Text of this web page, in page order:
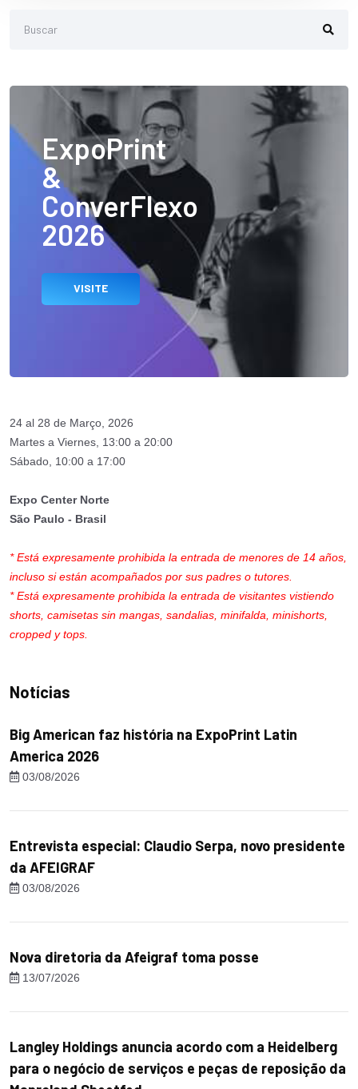
ExpoPrint
&
ConverFlexo
2026
VISITE
24 al 28 de Março, 2026
Martes a Viernes, 13:00 a 20:00
Sábado, 10:00 a 17:00
Expo Center Norte
São Paulo - Brasil
* Está expresamente prohibida la entrada de menores de 14 años,
incluso si están acompañados por sus padres o tutores.
* Está expresamente prohibida la entrada de visitantes vistiendo
shorts, camisetas sin mangas, sandalias, minifalda, minishorts,
cropped y tops.
Notícias
Big American faz história na ExpoPrint Latin
America 2026
03/08/2026
Entrevista especial: Claudio Serpa, novo presidente
da AFEIGRAF
03/08/2026
Nova diretoria da Afeigraf toma posse
13/07/2026
Langley Holdings anuncia acordo com a Heidelberg
para o negócio de serviços e peças de reposição da